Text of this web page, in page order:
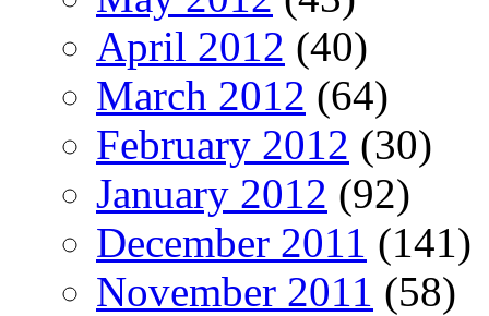
April 2012 (40)
March 2012 (64)
February 2012 (30)
January 2012 (92)
December 2011 (141)
November 2011 (58)